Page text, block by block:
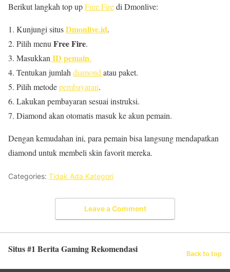
Berikut langkah top upFree Firedi Dmonlive:
Kunjungi situsDmonlive.id.
Pilih menu Free Fire.
Masukkan ID pemain.
Tentukan jumlah diamond atau paket.
Pilih metodepembayaran.
Lakukan pembayaran sesuai instruksi.
Diamond akan otomatis masuk ke akun pemain.
Dengan kemudahan ini, para pemain bisa langsung mendapatkan
diamond untuk membeli skin favorit mereka.
Categories: Tidak Ada Kategori
Leave a Comment
Situs #1 Berita Gaming Rekomendasi Back to top